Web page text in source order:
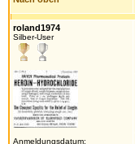
roland1974
Silber-User
Anmeldungsdatum: